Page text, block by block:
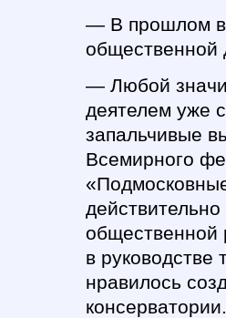
― В прошлом
общественной
― Любой
деятелем уже
запальчивые
Всемирного
общественной
в
нравилось